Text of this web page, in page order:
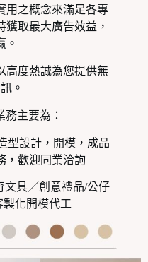
用之概念來滿足各專
取最大廣告效益，
。
高度熱誠為您提供無
。
主要為：
型設計，開模，成品
，歡迎同業洽詢
文具／創意禮品/公仔
製化開模代工